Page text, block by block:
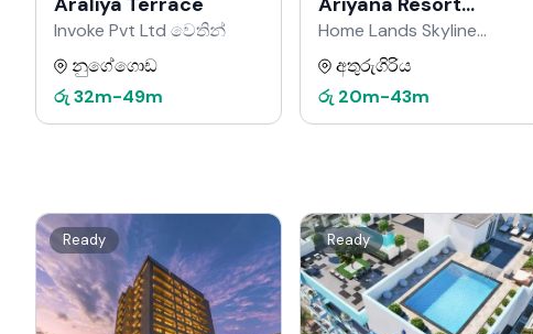
Invoke Pvt Ltd වෙතින්
නුගේගොඩ
රු 32m-49m
Apartments
Home Lands Skyline
වෙතින්
අතුරුගිරිය
රු 20m-43m
Ready Ready